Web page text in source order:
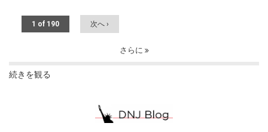
1 of 190 次へ ›
さらに
続きを観る